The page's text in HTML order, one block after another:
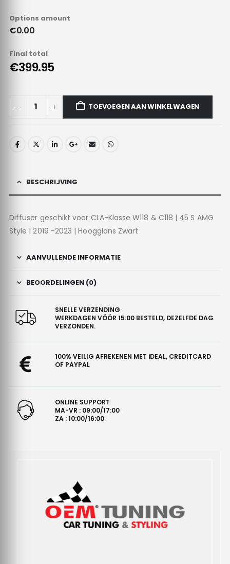
Options amount
€0.00
Final total
€399.95
TOEVOEGEN AAN WINKELWAGEN
BESCHRIJVING
Diffuser geschikt voor CLA-Klasse W118 & C118 | 45 S AMG
Style | 2019 -2023 | Hoogglans Zwart
AANVULLENDE INFORMATIE
BEOORDELINGEN (0)
SNELLE VERZENDING
WERKDAGEN VÓÓR 15:00 BESTELD, DEZELFDE DAG
VERZONDEN.
100% VEILIG AFREKENEN MET iDEAL, CREDITCARD
OF PAYPAL
ONLINE SUPPORT
MA-VR : 09:00/17:00
ZA : 10:00/16:00